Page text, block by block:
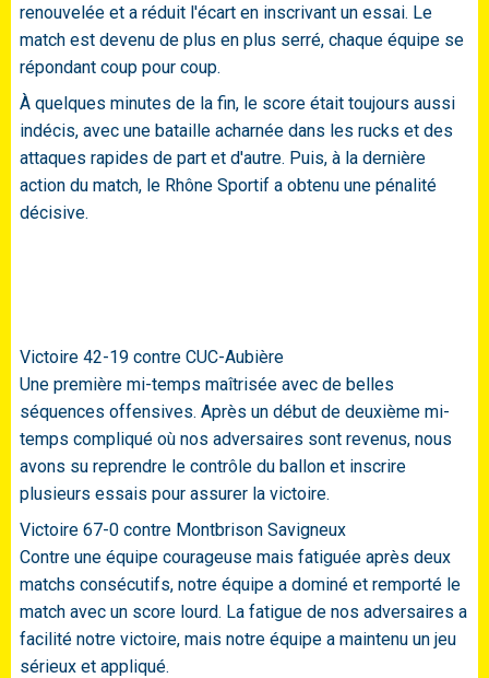
renouvelée et a réduit l'écart en inscrivant un essai. Le
match est devenu de plus en plus serré, chaque équipe se
répondant coup pour coup.
À quelques minutes de la fin, le score était toujours aussi
indécis, avec une bataille acharnée dans les rucks et des
attaques rapides de part et d'autre. Puis, à la dernière
action du match, le Rhône Sportif a obtenu une pénalité
décisive.
Victoire 42-19 contre CUC-Aubière
Une première mi-temps maîtrisée avec de belles
séquences offensives. Après un début de deuxième mi-
temps compliqué où nos adversaires sont revenus, nous
avons su reprendre le contrôle du ballon et inscrire
plusieurs essais pour assurer la victoire.
Victoire 67-0 contre Montbrison Savigneux
Contre une équipe courageuse mais fatiguée après deux
matchs consécutifs, notre équipe a dominé et remporté le
match avec un score lourd. La fatigue de nos adversaires a
facilité notre victoire, mais notre équipe a maintenu un jeu
sérieux et appliqué.